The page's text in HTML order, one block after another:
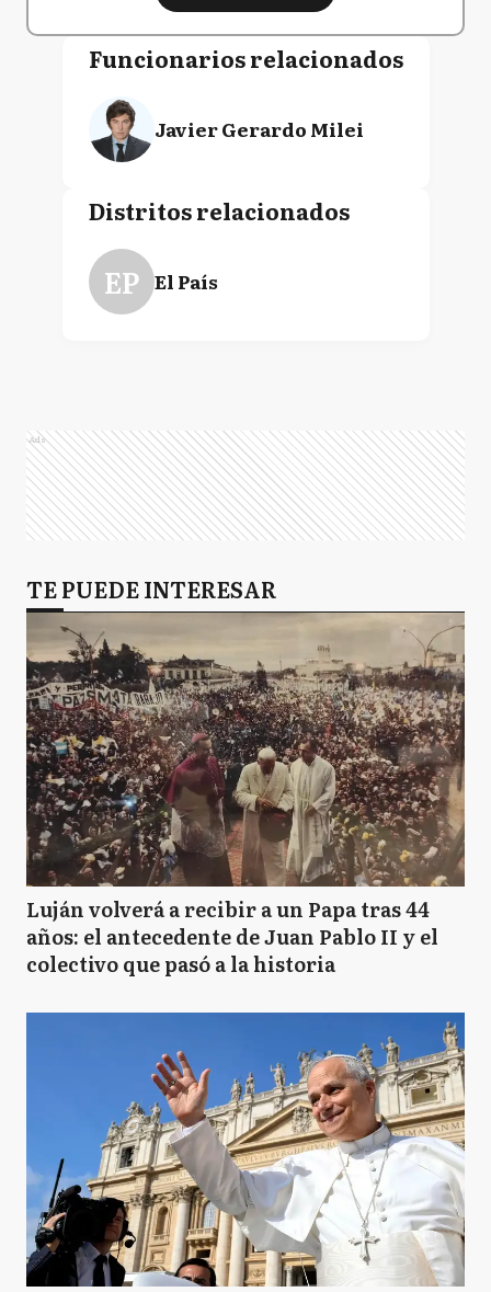
Funcionarios relacionados
Javier Gerardo Milei
Distritos relacionados
EP El País
Ads
TE PUEDE INTERESAR
Luján volverá a recibir a un Papa tras 44
años: el antecedente de Juan Pablo II y el
colectivo que pasó a la historia